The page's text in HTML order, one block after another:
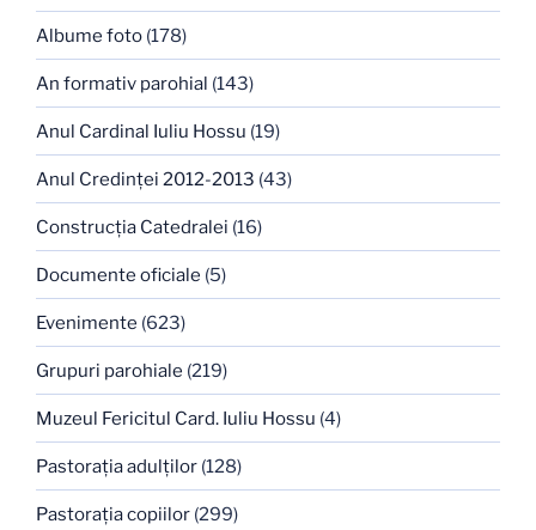
Albume foto (178)
An formativ parohial (143)
Anul Cardinal Iuliu Hossu (19)
Anul Credinţei 2012-2013 (43)
Construcţia Catedralei (16)
Documente oficiale (5)
Evenimente (623)
Grupuri parohiale (219)
Muzeul Fericitul Card. Iuliu Hossu (4)
Pastoraţia adulţilor (128)
Pastoraţia copiilor (299)